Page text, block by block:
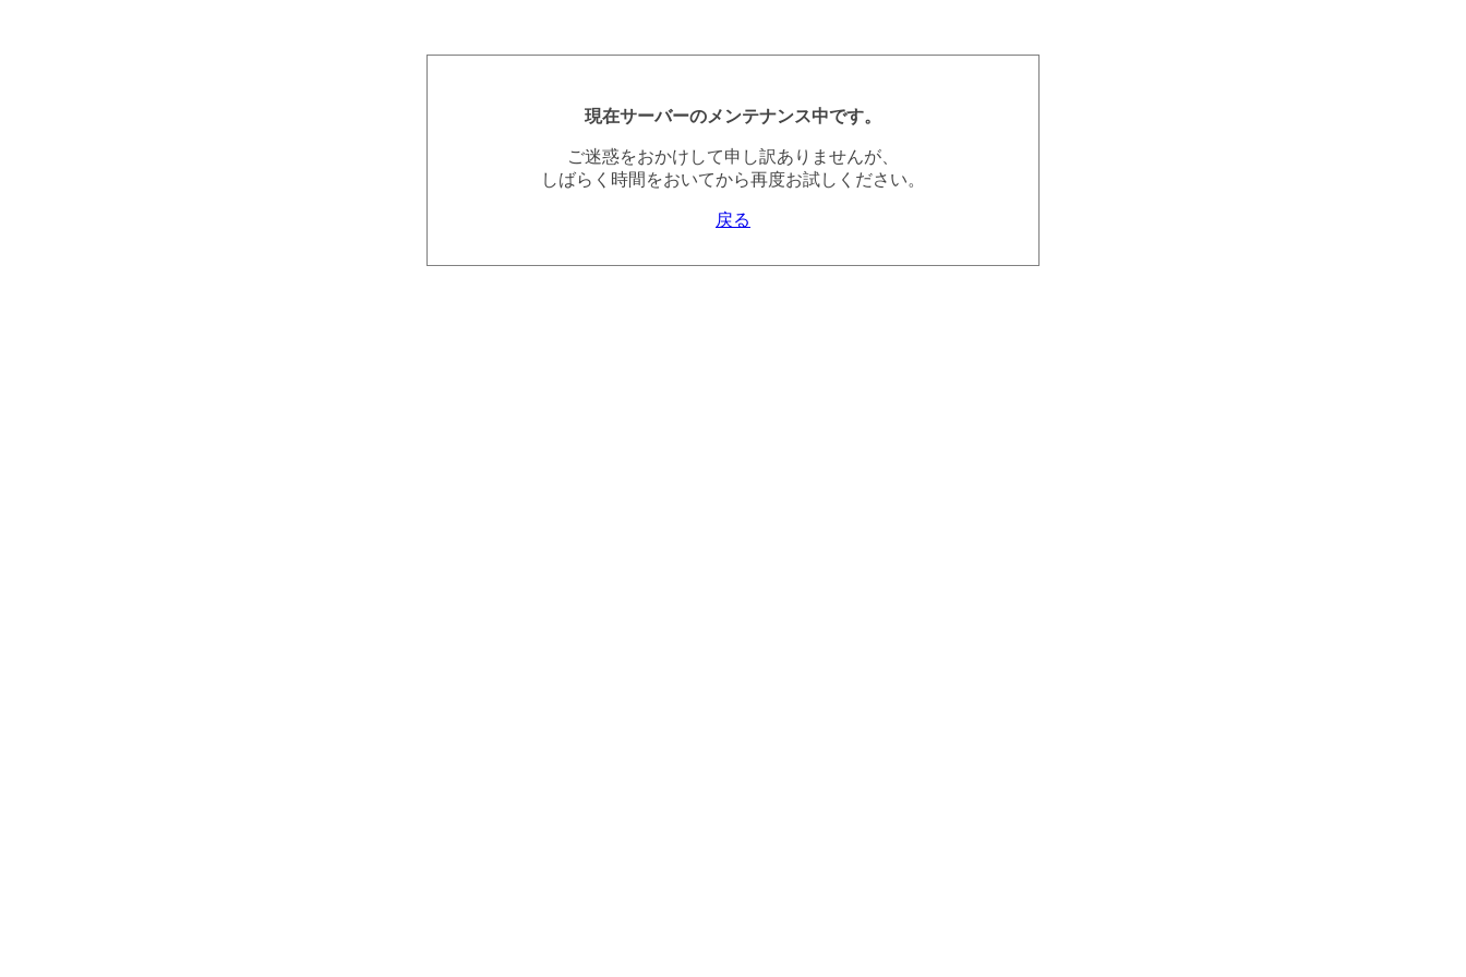
現在サーバーのメンテナンス中です。
ご迷惑をおかけして申し訳ありませんが、
しばらく時間をおいてから再度お試しください。
戻る